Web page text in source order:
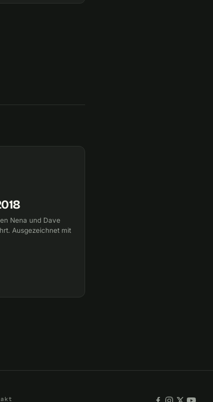
Nena und Dave
Ausgezeichnet mit